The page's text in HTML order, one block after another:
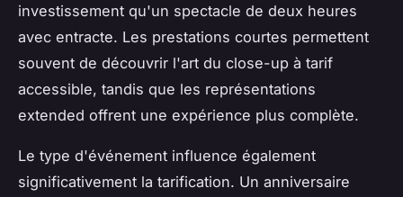
investissement qu'un spectacle de deux heures
avec entracte. Les prestations courtes permettent
souvent de découvrir l'art du close-up à tarif
accessible, tandis que les représentations
extended offrent une expérience plus complète.
Le type d'événement influence également
significativement la tarification. Un anniversaire